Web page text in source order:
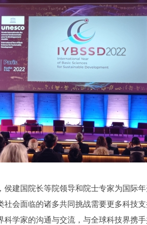
国院长等院领导和院士专家为国际
会面临的诸多共同挑战需要更多科技
学家的沟通与交流，与全球科技界携